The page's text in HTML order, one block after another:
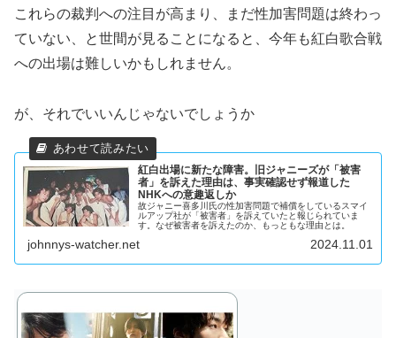
これらの裁判への注目が高まり、まだ性加害問題は終わっ
ていない、と世間が見ることになると、今年も紅白歌合戦
への出場は難しいかもしれません。
が、それでいいんじゃないでしょうか
紅白出場に新たな障害。旧ジャニーズが「被害
者」を訴えた理由は、事実確認せず報道した
NHKへの意趣返しか
故ジャニー喜多川氏の性加害問題で補償をしているスマイ
ルアップ社が「被害者」を訴えていたと報じられていま
す。なぜ被害者を訴えたのか、もっともな理由とは。
johnnys-watcher.net 2024.11.01